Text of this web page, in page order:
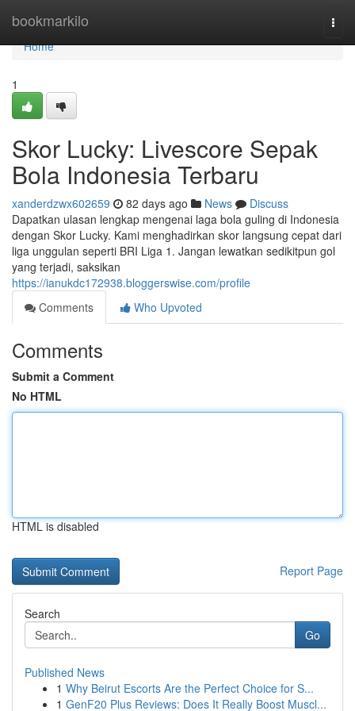
bookmarkilo
Home
Home
1
Skor Lucky: Livescore Sepak
Bola Indonesia Terbaru
xanderdzwx602659 82 days ago News
Discuss
Dapatkan ulasan lengkap mengenai laga bola guling di Indonesia
dengan Skor Lucky. Kami menghadirkan skor langsung cepat dari
liga unggulan seperti BRI Liga 1. Jangan lewatkan sedikitpun gol
yang terjadi, saksikan
https://ianukdc172938.bloggerswise.com/profile
Comments
Who Upvoted
Comments
Submit a Comment
No HTML
HTML is disabled
Report Page
Search
Go
Published News
1 Why Beirut Escorts Are the Perfect Choice for S...
1 GenF20 Plus Reviews: Does It Really Boost Muscl...